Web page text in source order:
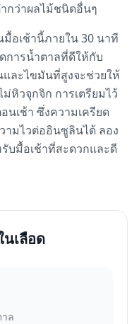
กว่าผลไม้ชนิดอื่นๆ
อเช้านี้ภายใน 30 นาที
การน้ำตาลที่ดีให้กับ
ละไขมันที่สูงจะช่วยให้
หิวจุกจิก การเตรียมไว้
นเช้า ซึ่งความเครียด
ามไวต่ออินซูลินได้ ลอง
บมื้อเช้าที่สะดวกและดี
เลือด
ล